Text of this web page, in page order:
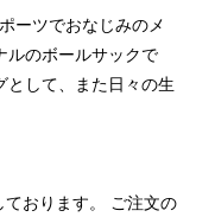
ーツでおなじみのメ
ルのボールサックで
として、また日々の生
おります。 ご注文の